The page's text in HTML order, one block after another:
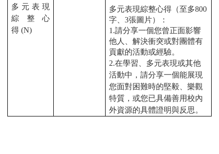
多元表現
綜整心
得 (N)
多元表現綜整心得（至多800
字、3張圖片）：
1.請分享一個您曾正面影響
他人、解決衝突或對團體有
貢獻的活動或經驗。
2.在學習、多元表現或其他
活動中，請分享一個能展現
您面對困難時的堅毅、樂觀
特質，或您已具備善用校內
外資源的具體證明與反思。